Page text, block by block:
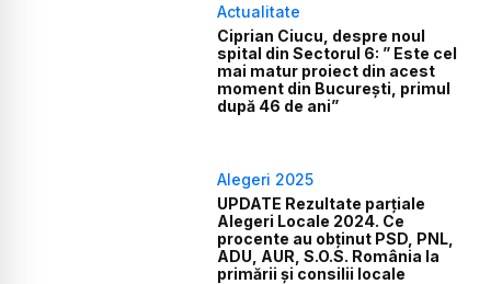
Actualitate
Ciprian Ciucu, despre noul
spital din Sectorul 6: ” Este cel
mai matur proiect din acest
moment din București, primul
după 46 de ani”
Alegeri 2025
UPDATE Rezultate parțiale
Alegeri Locale 2024. Ce
procente au obținut PSD, PNL,
ADU, AUR, S.O.S. România la
primării și consilii locale